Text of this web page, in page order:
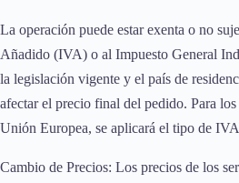
La operación puede estar exenta o no
Añadido (IVA) o al Impuesto General
la legislación vigente y el país de
afectar el precio final del pedido. Para
Unión Europea, se aplicará el tipo de
Cambio de Precios: Los precios de los